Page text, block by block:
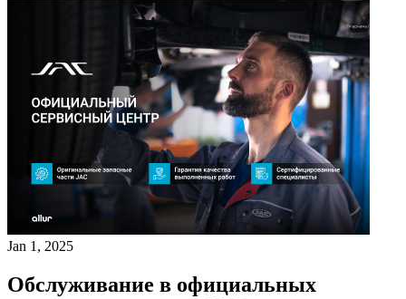
Jan 1, 2025
Обслуживание в официальных